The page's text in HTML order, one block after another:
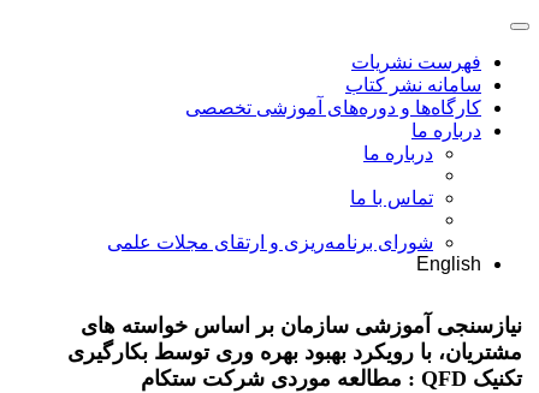
فهرست نشریات
سامانه نشر کتاب
کارگاه‌ها و دوره‌های آموزشی تخصصی
درباره ما
درباره ما
تماس با ما
شورای برنامه‌ریزی و ارتقای مجلات علمی
English
نیازسنجی آموزشی سازمان بر اساس خواسته های
مشتریان، با رویکرد بهبود بهره وری توسط بکارگیری
تکنیک QFD : مطالعه موردی شرکت ستکام